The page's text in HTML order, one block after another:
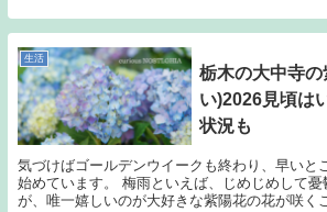
生活
栃木の大中寺の
い)2026見頃は
状況も
気づけばゴールデンウイークも終わり、早いと
始めています。 梅雨といえば、じめじめして
が、唯一嬉しいのが大好きな紫陽花の花が咲く